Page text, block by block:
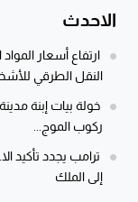
الاحدث
ارتفاع أسعار
النقل الطرقي
خولة بيات إبنة
ركوب الموج...
ترامب يجدد تأكيد
إلى الملك